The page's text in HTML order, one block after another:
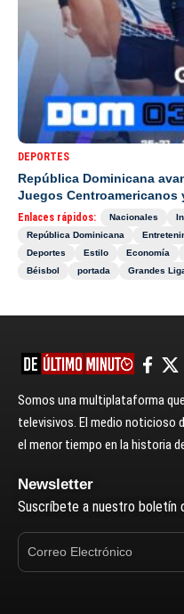
DEPORTES
República Dominicana
Juegos Centroamericanos
Enlaces rápidos: Nacionales
República Dominicana
Deportes
Estilo Economía
Béisbol
portada Grandes
Somos una multiplataforma
televisivos. El medio noticioso
el menor tiempo en la historia
Newsletter
Suscríbete a nuestro boletín